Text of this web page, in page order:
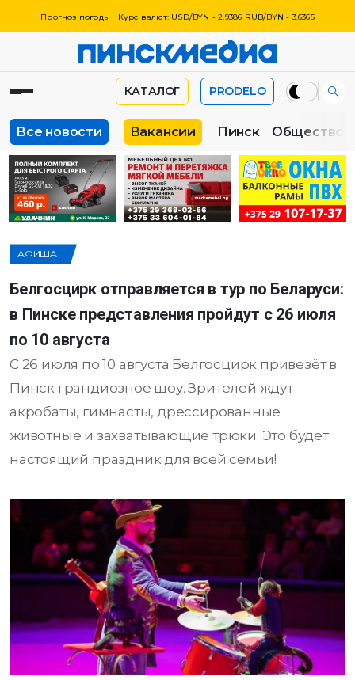
Прогноз погоды Курс валют: USD/BYN - 2.9386 RUB/BYN - 3.6365
КАТАЛОГ PRODELO
Все новости Вакансии Пинск Общество
АФИША
Белгосцирк отправляется в тур по Беларуси:
в Пинске представления пройдут с 26 июля
по 10 августа
С 26 июля по 10 августа Белгосцирк привезёт в
Пинск грандиозное шоу. Зрителей ждут
акробаты, гимнасты, дрессированные
животные и захватывающие трюки. Это будет
настоящий праздник для всей семьи!